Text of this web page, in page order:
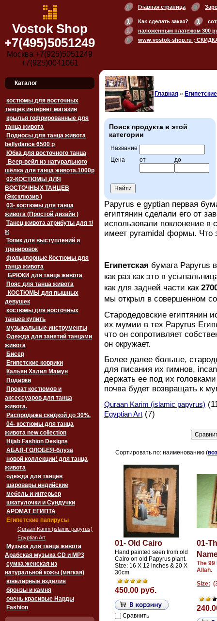
Vostok Shop
+7(495)5051249
Москва +7(925)5051249
+7(925)0041061
Главная страница
Как сделать заказ?
наложенным платежом 300
www.vostok-shop.ru ;
Каталог
костюмы для восточных
танцев интернет магазин
крылья гофрированные для
танца живота
Подносы для танца живота
bellydance 6500 p
Юбка для восточного танца
Веер-вейл из натурального
шёлка для танца живота.1000p
02-КОСТЮМЫ ДЛЯ
ВОСТОЧНЫХ ТАНЦЕВ
(Эксклюзив )
03- костюмы для танца
живота (Простой дизайн )
Танец живота атрибуты для т/
ж
Топик для выступлений и
тренировок
фольклорные Костюмы для
танца живота
БРЮКИ для танца живота
Пояс для танца живота
девушек
костюмы для восточных
танцев купить
музыкальные инструменты
Одежда для занятий танцами
живота
Бисер
Египетские коврики
Кальян Халил Мамун
Подарки
Прокат костюмов и
аксессуаров для танца
живота.
Распродажа скидкой до 30%.
04- костюмы для танца
живота new collection
Hijab Fashion Designs
АБАЯ-ГОЛОБЕЯ-блуза
новой коллекции! для танца
живота
одежда для танцев
шаровары индийские
мебель и интерьер
шкатулочки и Сундучки
АРОМАТ ЕГИПТА
Египетские папирусы
Quraan Karim (islamic papyrus)
Egyptian Art
Музыка для танца живота
Арабская музыка CD и MP3
сумка женская из
натуральной кожы (мягкая)
ювелирные изделия
бронзы и камня
очень красивые Нарды
Fashion
Главная »
Поиск продукта в этой
категории
Название
Цена
от до
Papyrus e gyptian первая
египтянин сделали его от
использовали поклонение в
имеет pyramidal формы. Что
Египетская бумага Papyrus
как раз как это в
как для задней части как
мы открыл в совершенном
Стародедовские египтянин
их мумии в тех Papyrus
что он сопротивляет
он окружает.
Более далее больше,
для писания их гимнов,
держать ее под их
почва будет возвращать к
Quraan Karim (islamic papyrus)
Egyptian Art (7)
Сортировать по: наименованию (
01- Old Cairo
Hand painted seen from old
Cairo on old Papyrus plant.
Size: 16 X 12 inches & 20 X
30cm
450.00 руб.
Сравнить
01-
The 99
Allah.
Size: